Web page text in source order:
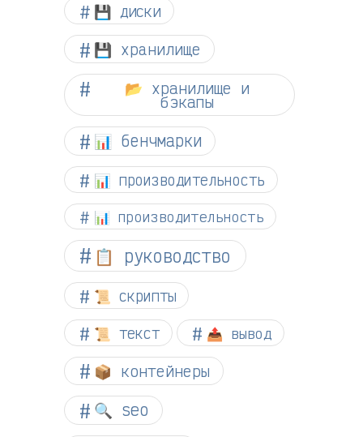
💾 диски
💾 хранилище
📂 хранилище и
бэкапы
📊 бенчмарки
📊 производительность
📊 производительность
📋 руководство
📜 скрипты
📜 текст 📤 вывод
📦 контейнеры
🔍 seo